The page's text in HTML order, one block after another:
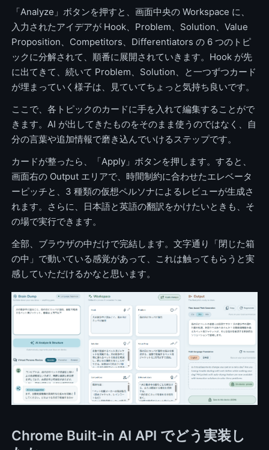
「Analyze」ボタンを押すと、画面中央の Workspace に、
入力されたアイデアが Hook、Problem、Solution、Value
Proposition、Competitors、Differentiators の 6 つのトピ
ックに分解されて、順番に展開されていきます。Hook が先
に出てきて、続いて Problem、Solution、と一つずつカード
が埋まっていく様子は、見ていてちょっと気持ち良いです。
ここで、各トピックのカードに手を入れて編集することがで
きます。AI が出してきたものをそのまま使うのではなく、自
分の言葉や追加情報で磨き込んでいけるステップです。
カードが整ったら、「Apply」ボタンを押します。すると、
画面右の Output エリアで、時間制約に合わせたエレベータ
ーピッチと、3 種類の仮想ペルソナによるレビューが生成さ
れます。さらに、日本語と英語の翻訳をかけたいときも、そ
の場で実行できます。
全部、ブラウザの中だけで完結します。文字通り「閉じた箱
の中」で動いている感覚があって、これは触ってもらうと実
感していただけるかなと思います。
Chrome Built-in AI API でどう実装し